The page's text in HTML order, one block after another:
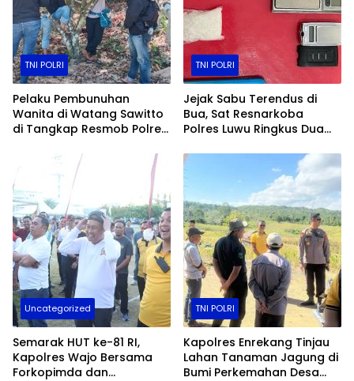
TNI POLRI
Pelaku Pembunuhan
Wanita di Watang Sawitto
di Tangkap Resmob Polres
TNI POLRI
Jejak Sabu Terendus di
Bua, Sat Resnarkoba
Polres Luwu Ringkus Dua
Uncategorized
Semarak HUT ke-81 RI,
Kapolres Wajo Bersama
Forkopimda dan
TNI POLRI
Kapolres Enrekang Tinjau
Lahan Tanaman Jagung di
Bumi Perkemahan Desa